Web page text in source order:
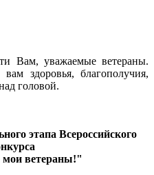
Вам, уважаемые ветераны.
здоровья, благополучия,
головой.
этапа Всероссийского
ветераны!"